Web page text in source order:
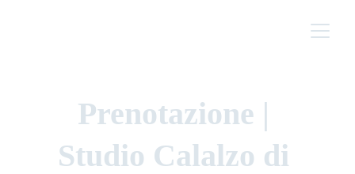
Prenotazione |
Studio Calalzo di